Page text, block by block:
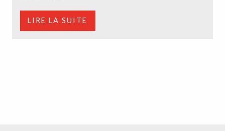
LIRE LA SUITE